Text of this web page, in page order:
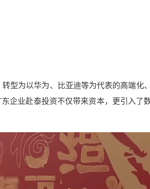
型为以华为、比亚迪等为代表的高端化
企业赴泰投资不仅带来资本，更引入了